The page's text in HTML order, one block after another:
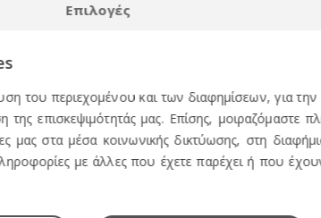
Επιλογές
του περιεχομένου και των διαφημίσεων, για
επισκεψιμότητάς μας. Επίσης, μοιραζόμαστε
μας στα μέσα κοινωνικής δικτύωσης, στη
με άλλες που έχετε παρέχει ή που